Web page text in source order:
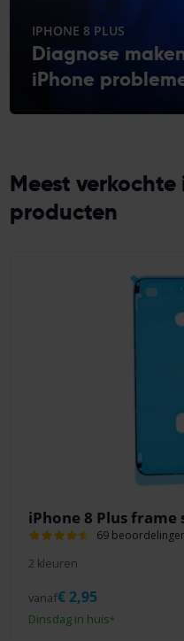
IPHONE 8 PLUS
Diagnose
iPhone
Meest verkochte
producten
iPhone 8 Plus frame
69
2 kleuren
Dinsdag in huis*
vanaf€2,95